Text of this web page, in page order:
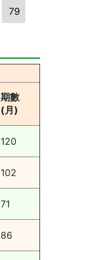
79
期數
(月)
120
102
71
86